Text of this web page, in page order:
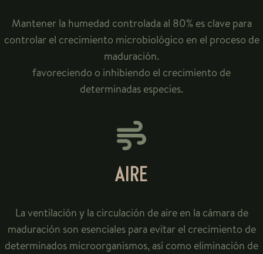
Mantener la humedad controlada al 80% es clave para
controlar el crecimiento microbiológico en el proceso de
maduración.
favoreciendo o inhibiendo el crecimiento de
determinadas especies.
AIRE
La ventilación y la circulación de aire en la cámara de
maduración son esenciales para evitar el crecimiento de
determinados microorganismos, así como eliminación de